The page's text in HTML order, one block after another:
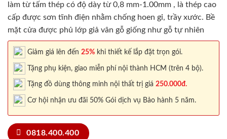
làm từ tấm thép có độ dày từ 0,8 mm-1.00mm , là thép cao
cấp được sơn tĩnh điện nhằm chống hoen gỉ, trầy xước. Bề
mặt cửa được phủ lớp giả vân gỗ giống như gỗ tự nhiên
Giảm giá lên đến 25% khi thiết kế lắp đặt trọn gói.
Tặng phụ kiện, giao miễn phí nội thành HCM (trên 4 bộ).
Tặng đồ dùng thông minh nội thất trị giá 250.000đ.
Cơ hội nhận ưu đãi 50% Gói dịch vụ Bảo hành 5 năm.
0818.400.400